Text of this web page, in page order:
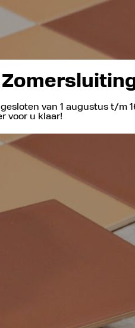
van 1 augustus t/m
voor u klaar!